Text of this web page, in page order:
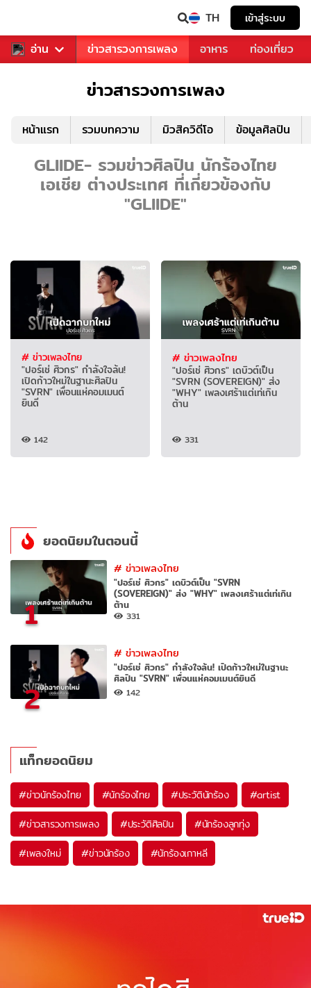
TH เข้าสู่ระบบ
อ่าน
ข่าวบันเทิง ข่าวสารวงการเพลง อาหาร ท่องเที่ยว
ข่าวสารวงการเพลง
หน้าแรก รวมบทความ มิวสิควิดีโอ ข้อมูลศิลปิน
GLIIDE- รวมข่าวศิลปิน นักร้องไทย
เอเชีย ต่างประเทศ ที่เกี่ยวข้องกับ
"GLIIDE"
# ข่าวเพลงไทย
"ปอร์เช่ ศิวกร" กำลังใจล้น!
เปิดก้าวใหม่ในฐานะศิลปิน
"SVRN" เพื่อนแห่คอมเมนต์
ยินดี
142
# ข่าวเพลงไทย
"ปอร์เช่ ศิวกร" เดบิวต์เป็น
"SVRN (SOVEREIGN)" ส่ง
"WHY" เพลงเศร้าแต่เท่เกิน
ต้าน
331
ยอดนิยมในตอนนี้
1
#ข่าวเพลงไทย
"ปอร์เช่ ศิวกร" เดบิวต์เป็น "SVRN
(SOVEREIGN)" ส่ง "WHY" เพลงเศร้าแต่เท่เกิน
ต้าน
331
2
#ข่าวเพลงไทย
"ปอร์เช่ ศิวกร" กำลังใจล้น! เปิดก้าวใหม่ในฐานะ
ศิลปิน "SVRN" เพื่อนแห่คอมเมนต์ยินดี
142
แท็กยอดนิยม
#ข่าวนักร้องไทย #นักร้องไทย #ประวัตินักร้อง #artist
#ข่าวสารวงการเพลง #ประวัติศิลปิน #นักร้องลูกทุ่ง
#เพลงใหม่ #ข่าวนักร้อง #นักร้องเกาหลี